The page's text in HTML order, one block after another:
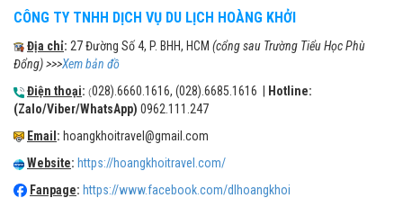
CÔNG TY TNHH DỊCH VỤ DU LỊCH HOÀNG KHỞI
Địa chỉ: 27 Đường Số 4, P. BHH, HCM (cổng sau Trường Tiểu Học Phù
Đổng) >>>Xem bản đồ
Điện thoại: (028).6660.1616, (028).6685.1616 |
Hotline:
(Zalo/Viber/WhatsApp) 0962.111.247
Email : hoangkhoitravel@gmail.com
Website: https://hoangkhoitravel.com/
Fanpage: https://www.facebook.com/dlhoangkhoi